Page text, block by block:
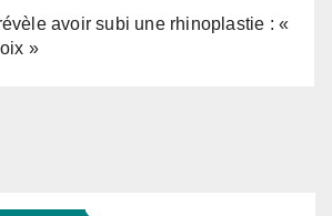
avoir subi une rhinoplastie : «
»